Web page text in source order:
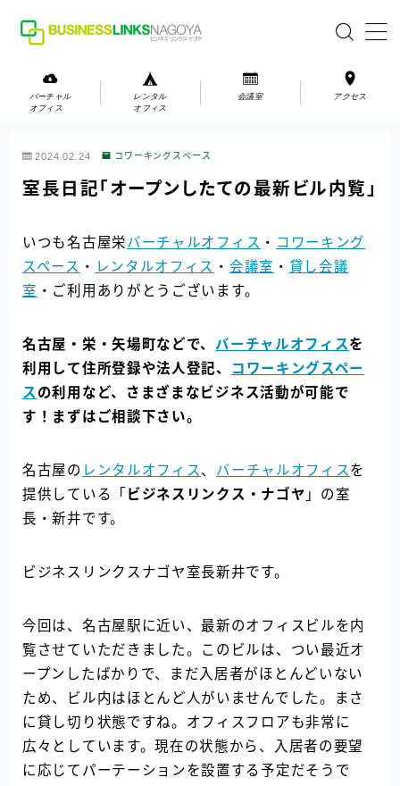
お問い合わせ
ご利用の流れ
アクセス
会社案内
バーチャル
オフィス
レンタル
オフィス
会議室 アクセス
2024.02.24 コワーキングスペース
室長日記「オープンしたての最新ビル内覧」
いつも名古屋栄バーチャルオフィス ・ コワーキング
スペース ・ レンタルオフィス ・ 会議室 ・ 貸し会議
室 ・ご利用ありがとうございます。
名古屋・栄・矢場町などで、 バーチャルオフィスを
利用して住所登録や法人登記、
コワーキングスペー
ス の利用など、さまざまなビジネス活動が可能で
す！まずはご相談下さい。
名古屋の レンタルオフィス 、 バーチャルオフィス を
提供している「 ビジネスリンクス・ナゴヤ 」の室
長・新井です。
ビジネスリンクスナゴヤ室長新井です。
今回は、名古屋駅に近い、最新のオフィスビルを内
覧させていただきました。このビルは、つい最近オ
ープンしたばかりで、まだ入居者がほとんどいない
ため、ビル内はほとんど人がいませんでした。まさ
に貸し切り状態ですね。オフィスフロアも非常に
広々としています。現在の状態から、入居者の要望
に応じてパーテーションを設置する予定だそうで